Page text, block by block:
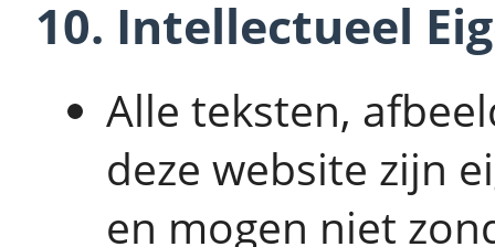
10. Intellectueel
Alle teksten,
deze website zijn
en mogen niet